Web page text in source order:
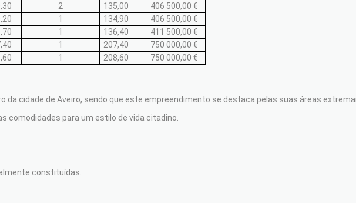
2 135,00
406 500,00 €
1 134,90
406 500,00 €
1 136,40
411 500,00 €
1 207,40
750 000,00 €
1 208,60 750 000,00 €
da cidade de Aveiro, sendo que este empreendimento se destaca pelas suas áreas
comodidades para um estilo de vida citadino.
constituídas.